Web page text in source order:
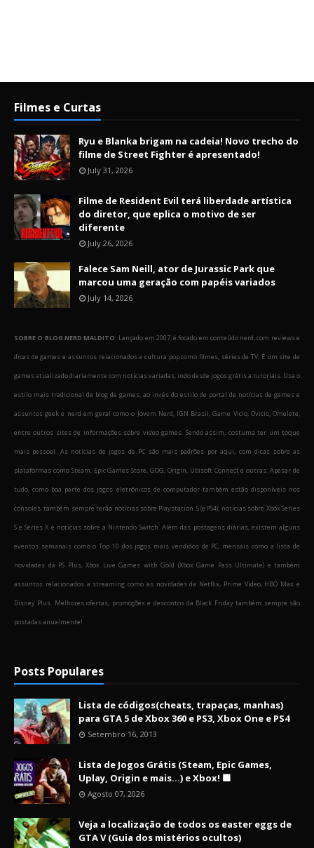
Filmes e Curtas
Ryu e Blanka brigam na cadeia! Novo trecho do
filme de Street Fighter é apresentado!
July 31, 2026
Filme de Resident Evil terá liberdade artística
do diretor, que eplica o motivo de ser
diferente
July 26, 2026
Falece Sam Neill, ator de Jurassic Park que
marcou uma geração com papéis variados
July 14, 2026
SOBRE O BLOG NERD MALDITO: Lançado em 2007, é focado em conteúdo nerd, com reviews e
dicas de games e assuntos relacionados a cultura pop como filmes, séries de TV. É um site de
games atualizado diariamente com notícias variadas, indo desde jogos grátis a tutoriais. Usa o
estilo mais tradicional de blog de games, ao invés do estilo de portal de notícias de games e
assuntos geek e nerd em geral como o Jovem Nerd, IGN Brasil, Game Vicio, Ovicio, Omelete,
entre outros sites de informações sobre video games. Sendo assim, costuma ter um toque
mais pessoal. As notícias de jogos de PC são mais padrões por aqui, com dicas sobre as
plataformas como Steam, Epic Games Store, GOG, Origin, Ubisoft Connect e outras. Apesar de
tudo, como boa parte dos jogos eletrônicos de computador também estão disponíveis nos
consoles, também sempre terão notícias sobre Playstation 5 (e PS4), notícias sobre Xbox Series
S e Series X e notícias sobre a Nintendo Switch. Além das postagens diárias, existem alguns
eventos semanais como o Top 10 dos jogos mais vendidos de PC, mensais como a lista de
novidades da PS Plus, Xbox Live Games with Gold (Xbox Game Pass Ultimate) e também
assuntos relacionados a streaming como as novidades da Netflix, Prime Video, HBO Max e
Disney Plus. Melhores ofertas, promoções e descontos da Black Friday também sempre são
postadas anualmente!
Posts Populares
Lista de códigos(cheats, trapaças, manhas)
para GTA 5 de Xbox 360 e PS3, Xbox One e PS4
Setembro 16, 2013
Lista de Jogos Grátis (Steam, Epic Games,
Uplay, Origin e mais...) e Xbox! 🟩
Agosto 07, 2026
Veja a localização de todos os easter eggs de
GTA V (Guia dos mistérios ocultos)